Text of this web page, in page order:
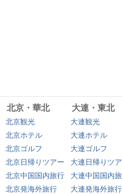
北京・華北 大連・東北
北京観光
大連観光
北京ホテル
大連ホテル
北京ゴルフ
大連ゴルフ
北京日帰りツアー
大連日帰りツ
北京中国国内旅行
大連中国国内
北京発海外旅行
大連発海外旅行